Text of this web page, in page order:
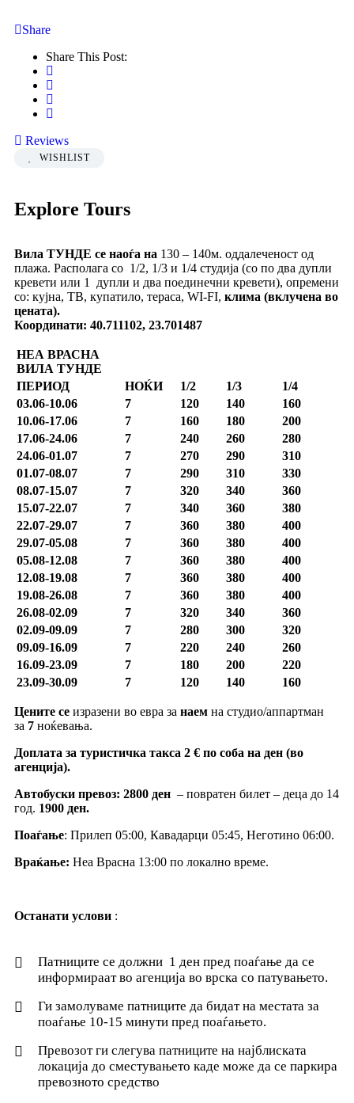
Share
Share This Post:
Reviews
WISHLIST
Explore Tours
Вила ТУНДЕ се наоѓа на 130 – 140м. оддалеченост од
плажа. Располага со 1/2, 1/3 и 1/4 студија (со по два дупли
кревети или 1 дупли и два поединечни кревети), опремени
со: кујна, ТВ, купатило, тераса, WI-FI, клима (вклучена во
цената).
Координати: 40.711102, 23.701487
НЕА ВРАСНА
ВИЛА ТУНДЕ
ПЕРИОД
НОЌИ 1/2 1/3
1/4
03.06-10.06
7 120 140
160
10.06-17.06
7 160 180
200
17.06-24.06
7 240 260
280
24.06-01.07
7 270 290
310
01.07-08.07
7 290 310
330
08.07-15.07
7 320 340
360
15.07-22.07
7 340 360
380
22.07-29.07
7 360 380
400
29.07-05.08
7 360 380
400
05.08-12.08
7 360 380
400
12.08-19.08
7 360 380
400
19.08-26.08
7 360 380
400
26.08-02.09
7 320 340
360
02.09-09.09
7 280 300
320
09.09-16.09
7 220 240
260
16.09-23.09
7 180 200
220
23.09-30.09
7 120 140 160
Цените се изразени во евра за наем на студио/аппартман
за 7 ноќевања.
Доплата за туристичка такса 2 € по соба на ден (во
агенција).
Автобуски превоз: 2800 ден – повратен билет – деца до 14
год. 1900 ден.
Поаѓање: Прилеп 05:00, Кавадарци 05:45, Неготино 06:00.
Враќање: Неа Врасна 13:00 по локално време.
Останати услови :
Патниците се должни 1 ден пред поаѓање да се
информираат во агенција во врска со патувањето.
Ги замолуваме патниците да бидат на местата за
поаѓање 10-15 минути пред поаѓањето.
Превозот ги слегува патниците на најблиската
локација до сместувањето каде може да се паркира
превозното средство